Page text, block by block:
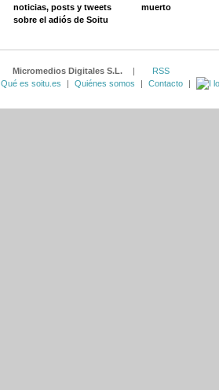
noticias, posts y tweets
sobre el adiós de Soitu
muerto
Micromedios Digitales S.L. |
RSS
Qué es soitu.es
| Quiénes somos | Contacto |